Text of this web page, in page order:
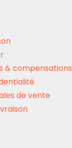
& compensations
de vente